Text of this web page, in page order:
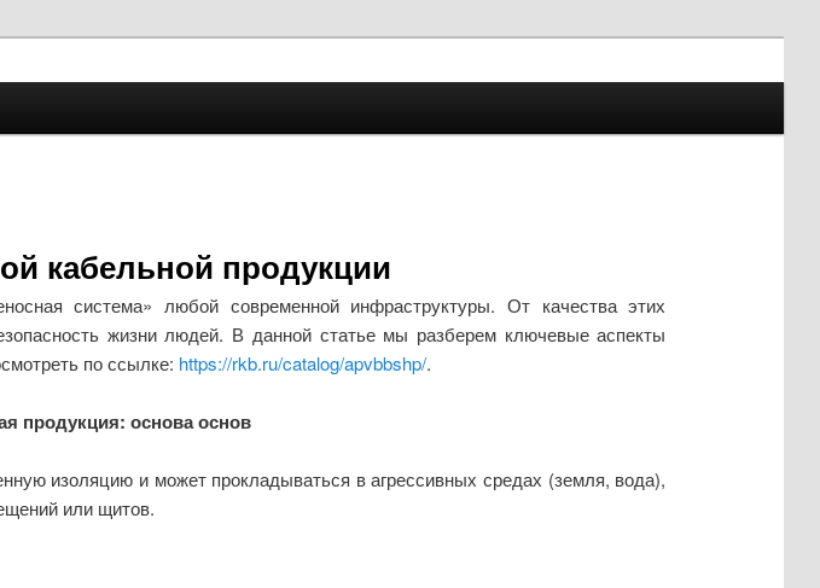
кабельной продукции
система» любой современной инфраструктуры. От качества этих
жизни людей. В данной статье мы разберем ключевые аспекты
по ссылке: https://rkb.ru/catalog/apvbbshp/.
продукция: основа основ
изоляцию и может прокладываться в агрессивных средах (земля, вода),
или щитов.